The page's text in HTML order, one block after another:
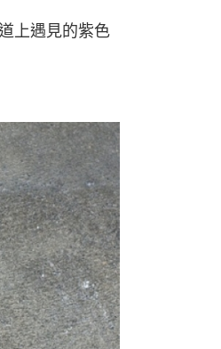
上遇見的紫色